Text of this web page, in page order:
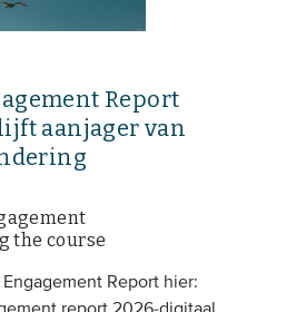
ZOEKEN
Report
aanjager van
the course
Report hier: